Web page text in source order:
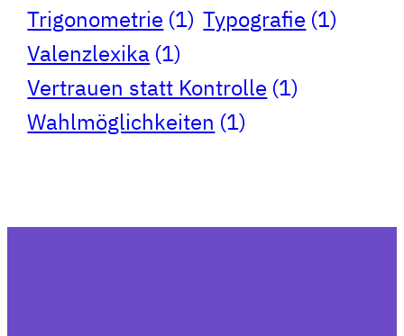
Trigonometrie (1) Typografie (1)
Valenzlexika (1)
Vertrauen statt Kontrolle (1)
Wahlmöglichkeiten (1)